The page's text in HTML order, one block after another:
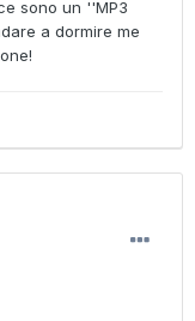
sono un ''MP3
a dormire me